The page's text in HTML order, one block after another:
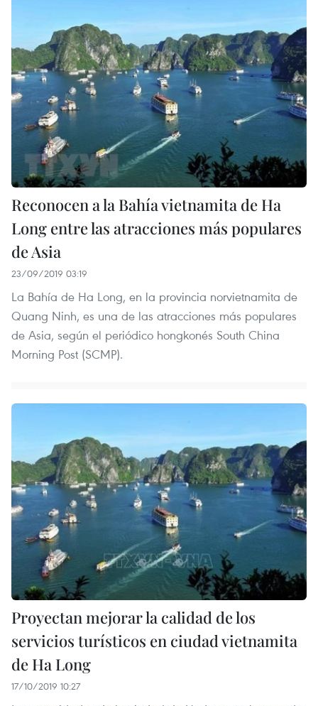
Reconocen a la Bahía vietnamita de Ha
Long entre las atracciones más populares
de Asia
23/09/2019 03:19
La Bahía de Ha Long, en la provincia norvietnamita de
Quang Ninh, es una de las atracciones más populares
de Asia, según el periódico hongkonés South China
Morning Post (SCMP).
Proyectan mejorar la calidad de los
servicios turísticos en ciudad vietnamita
de Ha Long
17/10/2019 10:27